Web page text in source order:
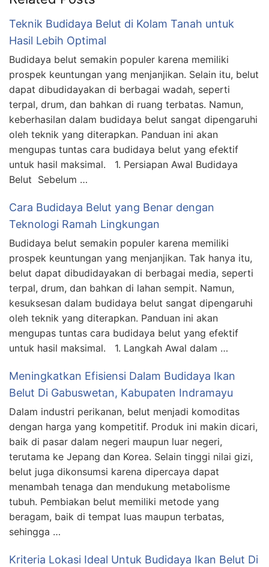
Teknik Budidaya Belut di Kolam Tanah untuk
Hasil Lebih Optimal
Budidaya belut semakin populer karena memiliki
prospek keuntungan yang menjanjikan. Selain itu, belut
dapat dibudidayakan di berbagai wadah, seperti
terpal, drum, dan bahkan di ruang terbatas. Namun,
keberhasilan dalam budidaya belut sangat dipengaruhi
oleh teknik yang diterapkan. Panduan ini akan
mengupas tuntas cara budidaya belut yang efektif
untuk hasil maksimal. 1. Persiapan Awal Budidaya
Belut Sebelum …
Cara Budidaya Belut yang Benar dengan
Teknologi Ramah Lingkungan
Budidaya belut semakin populer karena memiliki
prospek keuntungan yang menjanjikan. Tak hanya itu,
belut dapat dibudidayakan di berbagai media, seperti
terpal, drum, dan bahkan di lahan sempit. Namun,
kesuksesan dalam budidaya belut sangat dipengaruhi
oleh teknik yang diterapkan. Panduan ini akan
mengupas tuntas cara budidaya belut yang efektif
untuk hasil maksimal. 1. Langkah Awal dalam …
Meningkatkan Efisiensi Dalam Budidaya Ikan
Belut Di Gabuswetan, Kabupaten Indramayu
Dalam industri perikanan, belut menjadi komoditas
dengan harga yang kompetitif. Produk ini makin dicari,
baik di pasar dalam negeri maupun luar negeri,
terutama ke Jepang dan Korea. Selain tinggi nilai gizi,
belut juga dikonsumsi karena dipercaya dapat
menambah tenaga dan mendukung metabolisme
tubuh. Pembiakan belut memiliki metode yang
beragam, baik di tempat luas maupun terbatas,
sehingga …
Kriteria Lokasi Ideal Untuk Budidaya Ikan Belut Di